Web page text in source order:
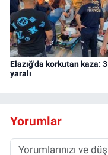
Elazığ'da korkutan kaza: 3
yaralı
Yorumlar